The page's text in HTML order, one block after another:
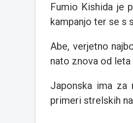
Fumio Kishida je
kampanjo ter se s
Abe, verjetno
nato znova od
Japonska ima
primeri strelskih